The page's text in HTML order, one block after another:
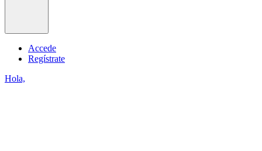
Accede
Regístrate
Hola,